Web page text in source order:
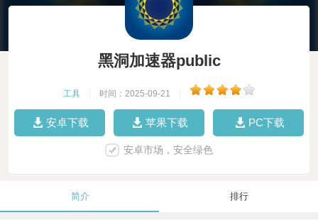
黑洞加速器public
工具 时间：2025-09-21
安卓下载 苹果下载 PC下载
安卓市场，安全绿色
简介 排行